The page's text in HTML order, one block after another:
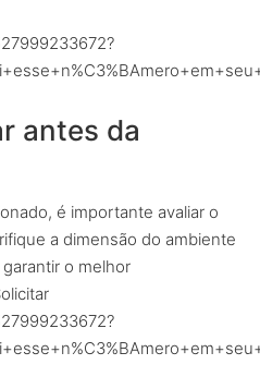
antes da
é importante avaliar o
a dimensão do ambiente
o melhor